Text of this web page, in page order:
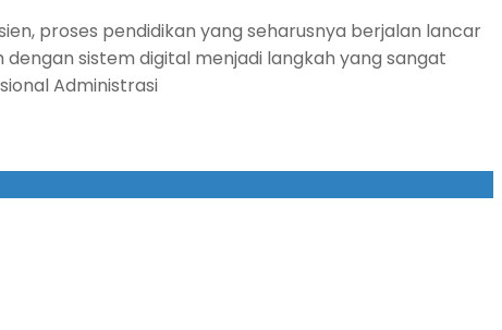
proses pendidikan yang seharusnya berjalan lancar
sistem digital menjadi langkah yang sangat
Administrasi